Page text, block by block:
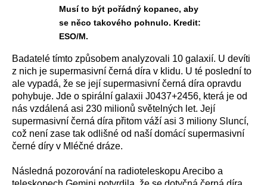
Musí to být pořádný kopanec, aby
se něco takového pohnulo. Kredit:
ESO/M.
Badatelé tímto způsobem analyzovali 10 galaxií. U devíti
z nich je supermasivní černá díra v klidu. U té poslední to
ale vypadá, že se její supermasivní černá díra opravdu
pohybuje. Jde o spirální galaxii J0437+2456, která je od
nás vzdálená asi 230 milionů světelných let. Její
supermasivní černá díra přitom váží asi 3 miliony Sluncí,
což není zase tak odlišné od naší domácí supermasivní
černé díry v Mléčné dráze.
Následná pozorování na radioteleskopu Arecibo a